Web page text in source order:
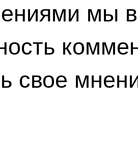
мы
свое